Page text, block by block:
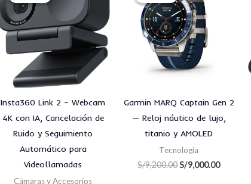
Insta360 Link 2 – Webcam
4K con IA, Cancelación de
Ruido y Seguimiento
Automático para
Videollamadas
Cámaras y Accesorios
S/700.00.
es:
S/650.00.
Garmin MARQ Captain Gen 2
— Reloj náutico de lujo,
titanio y AMOLED
Tecnologia
S/9,200.00
era:
S/9,200.00.
S/9,000.00